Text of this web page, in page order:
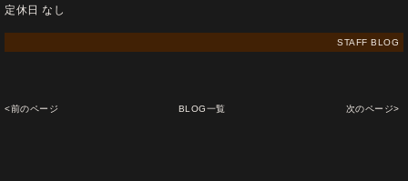
定休日 なし
STAFF BLOG
<前のページ BLOG一覧 次のページ>